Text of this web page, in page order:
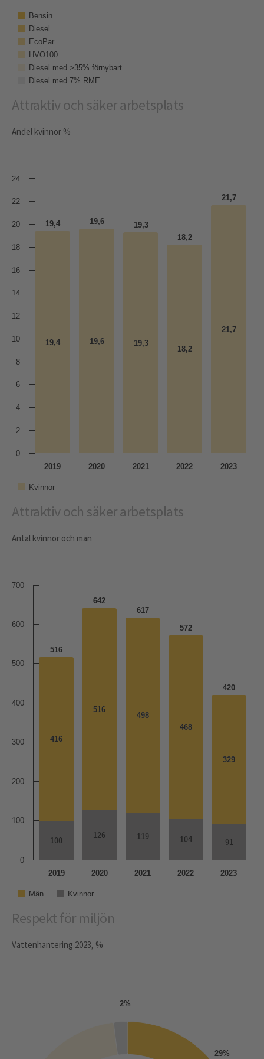
Bensin
Diesel
EcoPar
HVO100
Diesel med >35% förnybart
Diesel med 7% RME
Attraktiv och säker arbetsplats
Andel kvinnor %
19,4 19,6
19,3
18,2
21,7
19,4
19,4 19,6
19,6 19,3
19,3
18,2
18,2
21,7
21,7
Kvinnor
2019 2020 2021 2022 2023
0
2
4
6
8
10
12
14
16
18
20
22
24
Attraktiv och säker arbetsplats
Antal kvinnor och män
516
642
617
572
420
416
416
516
516
498
498
468
468
329
329
100
100
126
126 119
119 104
104 91
91
Män Kvinnor
2019 2020 2021 2022 2023
0
100
200
300
400
500
600
700
Respekt för miljön
Vattenhantering 2023, %
29%
2%